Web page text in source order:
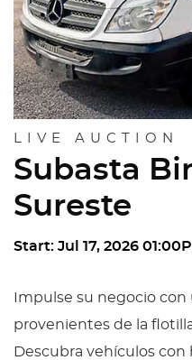
LIVE AUCTION
Subasta
Sureste
Start: Jul 17, 2026
Impulse su negocio
provenientes de la
Descubra vehículos con